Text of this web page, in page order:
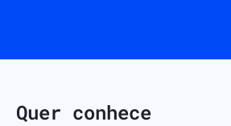
Quer conhece